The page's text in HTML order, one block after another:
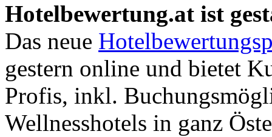
Hotelbewertung.at ist
Das neue
gestern online und bietet
Profis, inkl.
Wellnesshotels in ganz